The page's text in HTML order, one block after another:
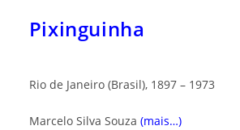
Pixinguinha
Rio de Janeiro (Brasil), 1897 – 1973
Marcelo Silva Souza (mais…)